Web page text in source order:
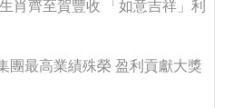
肖齊至賀豐收 「如意吉祥」利
團最高業績殊榮 盈利貢獻大獎